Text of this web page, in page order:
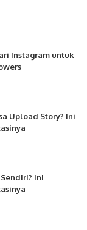
Instagram untuk
Upload Story? Ini
Ini